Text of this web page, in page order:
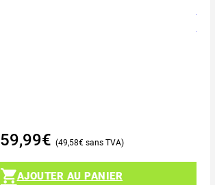
59,99€ 49,58€
AJOUTER AU PANIER